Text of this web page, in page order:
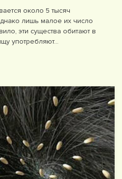
около 5 тысяч
лишь малое их число
эти существа обитают в
употребляют…